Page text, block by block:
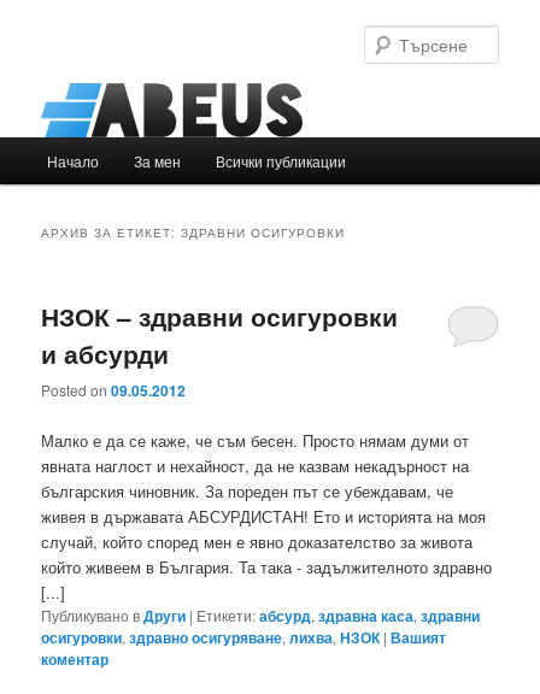
Към
Към
Начало За мен Всички публикации
АРХИВ ЗА ЕТИКЕТ:ЗДРАВНИ ОСИГУРОВКИ
НЗОК – здравни осигуровки
и абсурди
Posted on09.05.2012
Малко е да се каже, че съм бесен. Просто нямам думи от
явната наглост и нехайност, да не казвам некадърност на
българския чиновник. За пореден път се убеждавам, че
живея в държавата АБСУРДИСТАН! Ето и историята на моя
случай, който според мен е явно доказателство за живота
който живеем в България. Та така - задължителното здравно
[...]
Публикувано вДруги | Етикети:абсурд,здравна каса,здравни
осигуровки,здравно осигуряване,лихва,НЗОК |Вашият
коментар